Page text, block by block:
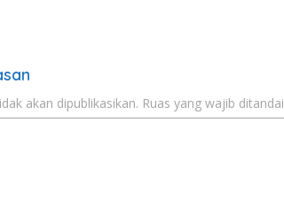
akan dipublikasikan. Ruas yang wajib ditandai